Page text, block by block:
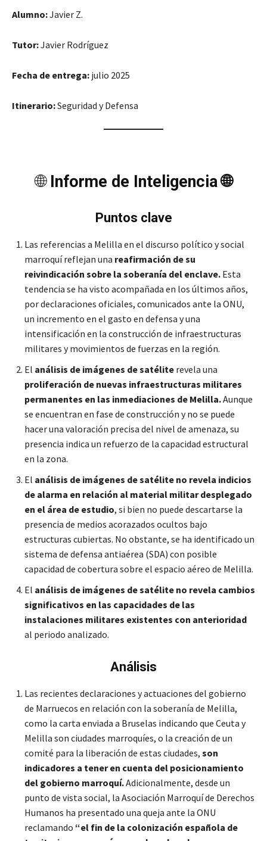
Alumno:Javier Z.
Tutor:Javier Rodríguez
Fecha de entrega: julio 2025
Itinerario:Seguridad y Defensa
🌐 Informe de Inteligencia 🌐
Puntos clave
Las referencias a Melilla en el discurso político y social
marroquí reflejan una reafirmación de su
reivindicación sobre la soberanía del enclave. Esta
tendencia se ha visto acompañada en los últimos años,
por declaraciones oficiales, comunicados ante la ONU,
un incremento en el gasto en defensa y una
intensificación en la construcción de infraestructuras
militares y movimientos de fuerzas en la región.
El análisis de imágenes de satélite revela una
proliferación de nuevas infraestructuras militares
permanentes en las inmediaciones de Melilla.Aunque
se encuentran en fase de construcción y no se puede
hacer una valoración precisa del nivel de amenaza, su
presencia indica un refuerzo de la capacidad estructural
en la zona.
El análisis de imágenes de satélite no revela indicios
de alarma en relación al material militar desplegado
en el área de estudio, si bien no puede descartarse la
presencia de medios acorazados ocultos bajo
estructuras cubiertas. No obstante, se ha identificado un
sistema de defensa antiaérea (SDA) con posible
capacidad de cobertura sobre el espacio aéreo de Melilla.
El análisis de imágenes de satélite no revela cambios
significativos en las capacidades de las
instalaciones militares existentes con anterioridad
al periodo analizado.
Análisis
Las recientes declaraciones y actuaciones del gobierno
de Marruecos en relación con la soberanía de Melilla,
como la carta enviada a Bruselas indicando que Ceuta y
Melilla son ciudades marroquíes, o la creación de un
comité para la liberación de estas ciudades, son
indicadores a tener en cuenta del posicionamiento
del gobierno marroquí.Adicionalmente, desde un
punto de vista social, la Asociación Marroquí de Derechos
Humanos ha presentado una queja ante la ONU
reclamando “el fin de la colonización española de